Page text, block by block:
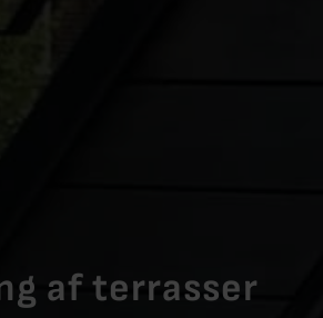
af terrasser